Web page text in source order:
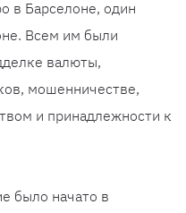
в Барселоне, один
Всем им были
валюты,
мошенничестве,
и принадлежности к
было начато в